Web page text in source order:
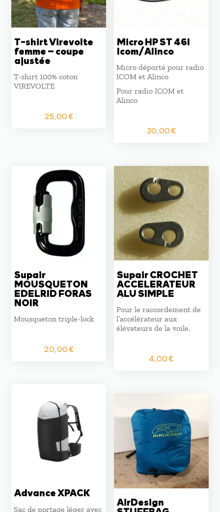
T-shirt Virevolte
femme – coupe
ajustée
T-shirt 100% coton
VIREVOLTE
25,00€
Micro HP ST 46I
Icom/Alinco
Micro déporté pour radio
ICOM et Alinco
Pour radio ICOM et
Alinco
30,00€
Supair
MOUSQUETON
EDELRID FORAS
NOIR
Mousqueton triple-lock
20,00€
Supair CROCHET
ACCELERATEUR
ALU SIMPLE
Pour le raccordement de
l’accélérateur aux
élévateurs de la voile.
4,00€
Advance XPACK
Sac de portage léger avec
AirDesign